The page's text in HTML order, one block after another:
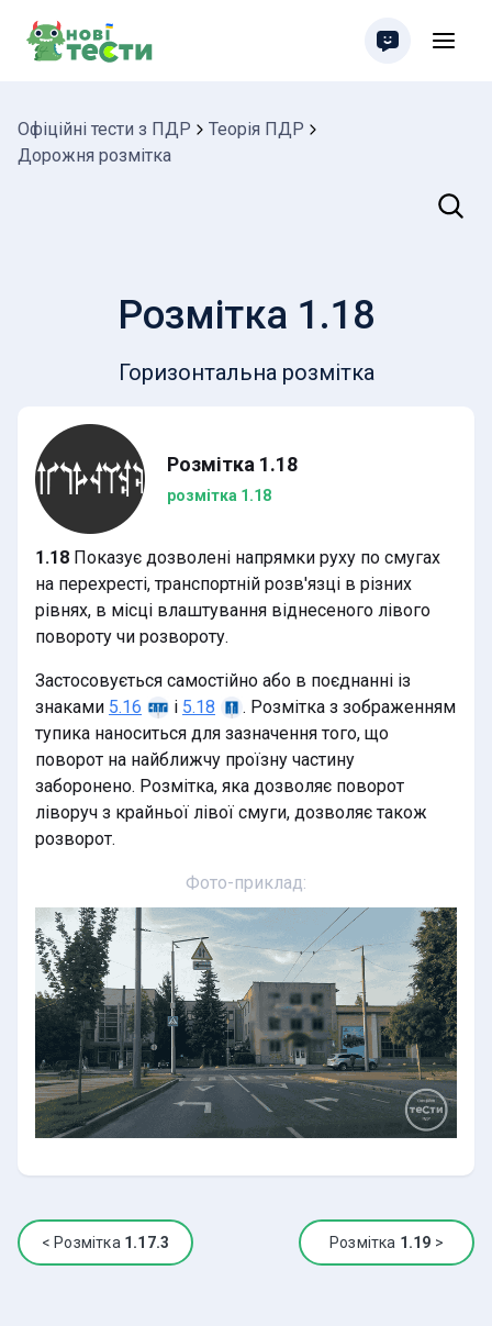
Офіційні тести з ПДР
Теорія ПДР
Дорожня розмітка
Пошук
Розмітка 1.18
Горизонтальна розмітка
Розмітка 1.18
розмітка 1.18
1.18
на перехресті, транспортній розв'язці в різних
рівнях, в місці влаштування віднесеного лівого
повороту чи розвороту.
Застосовується самостійно або в поєднанні із
знаками 5.16 і 5.18
. Розмітка з зображенням
тупика наноситься для зазначення того, що
поворот на найближчу проїзну частину
заборонено. Розмітка, яка дозволяє поворот
ліворуч з крайньої лівої смуги, дозволяє також
розворот.
Фото-приклад:
< Розмітка 1.17.3 Розмітка 1.19 >